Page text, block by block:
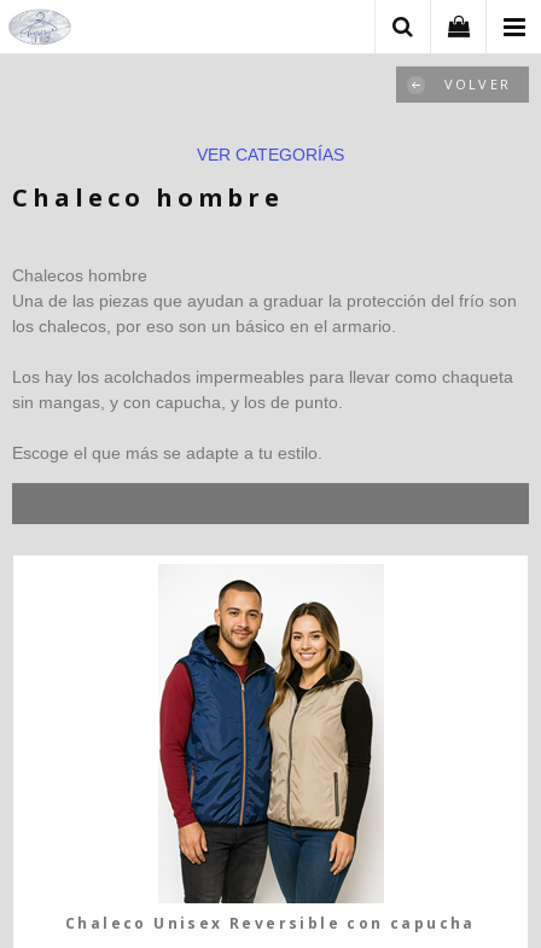
VOLVER
VER CATEGORÍAS
Chaleco hombre
Chalecos hombre
Una de las piezas que ayudan a graduar la protección del frío son
los chalecos, por eso son un básico en el armario.
Los hay los acolchados impermeables para llevar como chaqueta
sin mangas, y con capucha, y los de punto.
Escoge el que más se adapte a tu estilo.
Chaleco Unisex Reversible con capucha